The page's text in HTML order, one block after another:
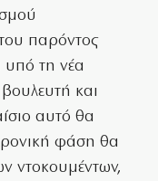
παρόντος
υπό τη νέα
και
αυτό θα
φάση θα
ντοκουμέντων,